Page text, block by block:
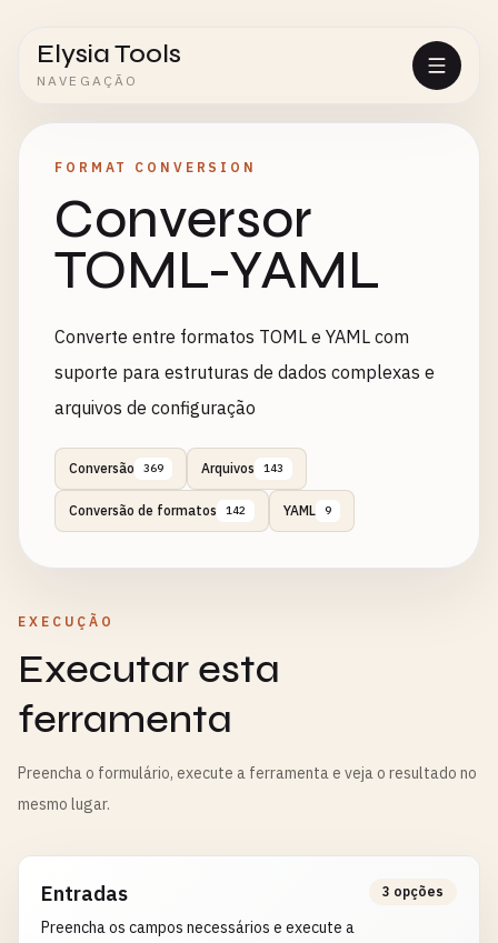
Elysia Tools
NAVEGAÇÃO
FORMAT CONVERSION
Conversor
TOML-YAML
Converte entre formatos TOML e YAML com
suporte para estruturas de dados complexas e
arquivos de configuração
Conversão 369 Arquivos 143
Conversão de formatos 142 YAML 9
EXECUÇÃO
Executar esta
ferramenta
Preencha o formulário, execute a ferramenta e veja o resultado no
mesmo lugar.
Entradas
Preencha os campos necessários e execute a
3 opções